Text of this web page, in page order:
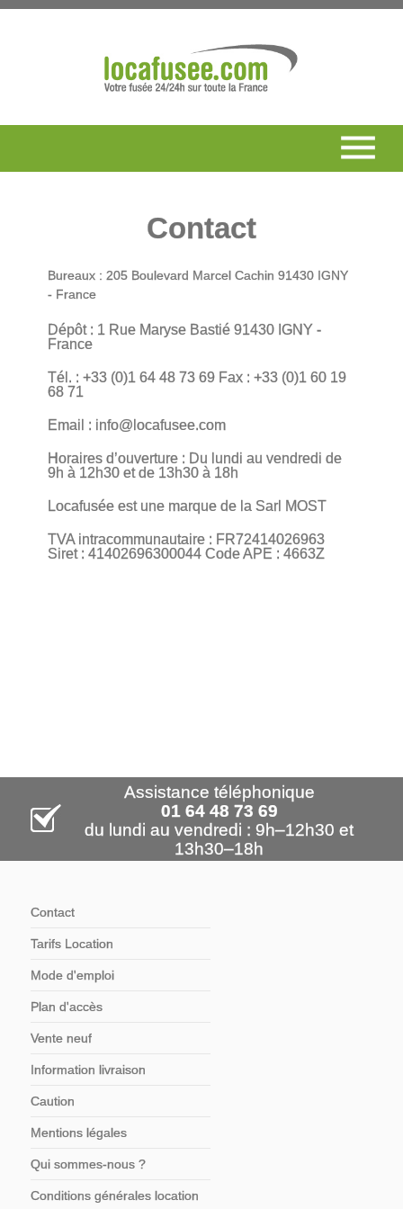
Contact
Bureaux : 205 Boulevard Marcel Cachin 91430 IGNY
- France
Dépôt : 1 Rue Maryse Bastié 91430 IGNY -
France
Tél. : +33 (0)1 64 48 73 69 Fax : +33 (0)1 60 19
68 71
Email : info@locafusee.com
Horaires d’ouverture : Du lundi au vendredi de
9h à 12h30 et de 13h30 à 18h
Locafusée est une marque de la Sarl MOST
TVA intracommunautaire : FR72414026963
Siret : 41402696300044 Code APE : 4663Z
Assistance téléphonique
01 64 48 73 69
du lundi au vendredi : 9h–12h30 et
13h30–18h
Contact
Tarifs Location
Mode d'emploi
Plan d'accès
Vente neuf
Information livraison
Caution
Mentions légales
Qui sommes-nous ?
Conditions générales location